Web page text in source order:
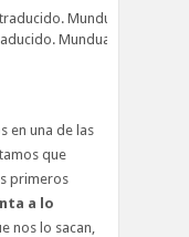
Munduate y
en una de las
que
primeros
a lo
nos lo sacan,